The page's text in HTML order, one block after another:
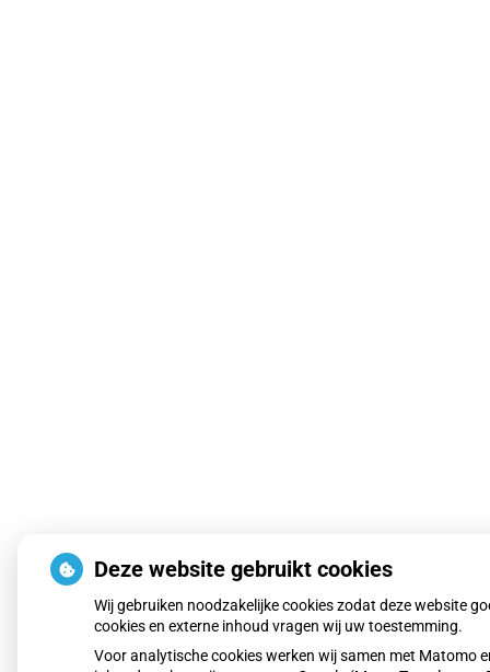
Deze website gebruikt cookies
Wij gebruiken noodzakelijke cookies zodat deze website
cookies en externe inhoud vragen wij uw toestemming.
Voor analytische cookies werken wij samen met Matomo